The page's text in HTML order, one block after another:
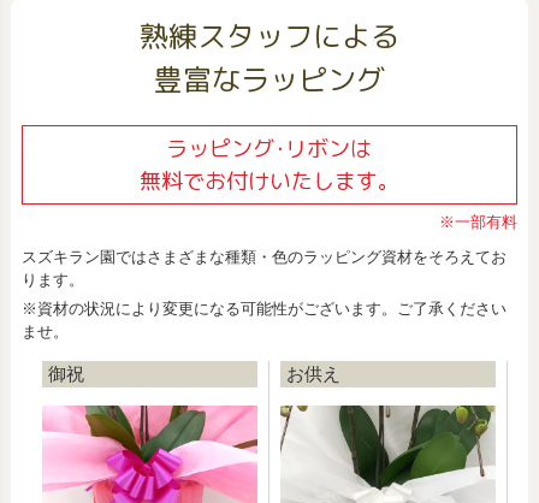
熟練スタッフによる
豊富なラッピング
ラッピング･リボンは
無料でお付けいたします。
※一部有料
スズキラン園ではさまざまな種類・色のラッピング資材をそろえてお
ります。
※資材の状況により変更になる可能性がございます。ご了承ください
ませ。
御祝 お供え